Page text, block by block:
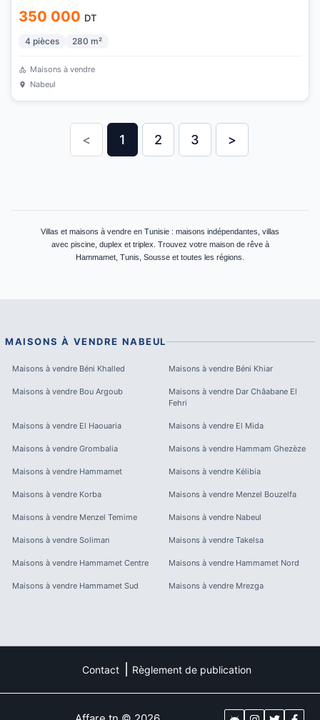
350 000 DT
4 pièces 280 m²
Maisons à vendre
Nabeul
< 1 2 3 >
Villas et maisons à vendre en Tunisie : maisons indépendantes, villas
avec piscine, duplex et triplex. Trouvez votre maison de rêve à
Hammamet, Tunis, Sousse et toutes les régions.
MAISONS À VENDRE NABEUL
Maisons à vendre Béni Khalled Maisons à vendre Béni Khiar
Maisons à vendre Bou Argoub Maisons à vendre Dar Châabane El
Fehri
Maisons à vendre El Haouaria Maisons à vendre El Mida
Maisons à vendre Grombalia Maisons à vendre Hammam Ghezèze
Maisons à vendre Hammamet Maisons à vendre Kélibia
Maisons à vendre Korba Maisons à vendre Menzel Bouzelfa
Maisons à vendre Menzel Temime Maisons à vendre Nabeul
Maisons à vendre Soliman Maisons à vendre Takelsa
Maisons à vendre Hammamet Centre Maisons à vendre Hammamet Nord
Maisons à vendre Hammamet Sud Maisons à vendre Mrezga
Contact Règlement de publication